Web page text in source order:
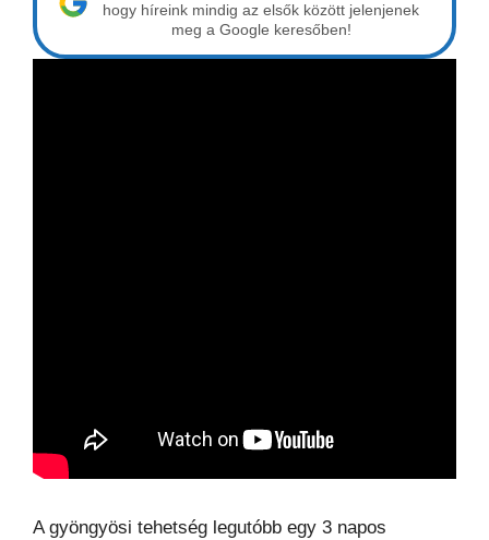
hogy híreink mindig az elsők között jelenjenek
meg a Google keresőben!
A gyöngyösi tehetség legutóbb egy 3 napos